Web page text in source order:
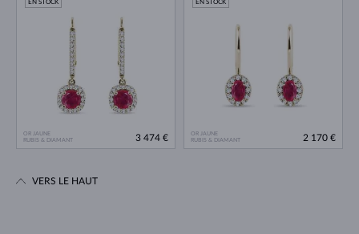
OR JAUNE
RUBIS & DIAMANT
EN STOCK
3 474 €
OR JAUNE
RUBIS & DIAMANT
EN STOCK
2 170 €
VERS LE HAUT